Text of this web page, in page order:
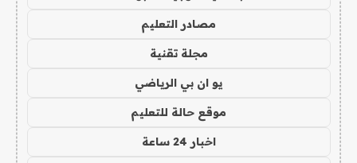
مصادر التعليم
مجلة تقنية
يو ان بي الرياضي
موقع حالة للتعليم
اخبار 24 ساعة